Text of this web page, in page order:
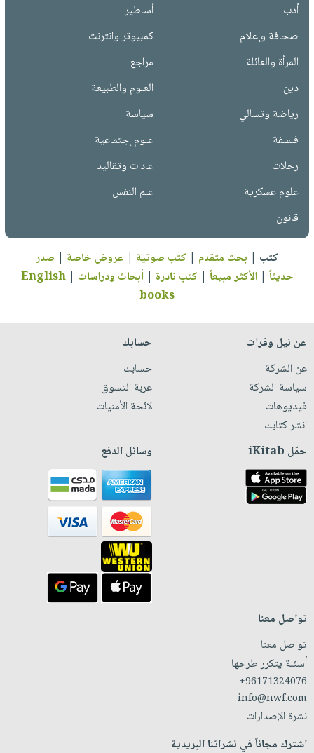
أدب
أساطير
صحافة وإعلام
كمبيوتر وانترنت
المرأة والعائلة
مراجع
دين
العلوم والطبيعة
رياضة وتسالي
سياسة
فلسفة
علوم إجتماعية
رحلات
عادات وتقاليد
علوم عسكرية
علم النفس
قانون
كتب | بحث متقدم | كتب صوتية | عروض خاصة | صدر
حديثاً |الأكثر مبيعاً | كتب نادرة |أبحاث ودراسات |
English
books
عن نيل وفرات
عن الشركة
سياسة الشركة
فيديوهات
انشر كتابك
حسابك
حسابك
عربة التسوق
لائحة الأمنيات
حمّل iKitab وسائل الدفع
تواصل معنا
تواصل معنا
أسئلة يتكرر طرحها
+96171324076
info@nwf.com
نشرة الإصدارات
اشترك مجاناً في نشراتنا البريدية